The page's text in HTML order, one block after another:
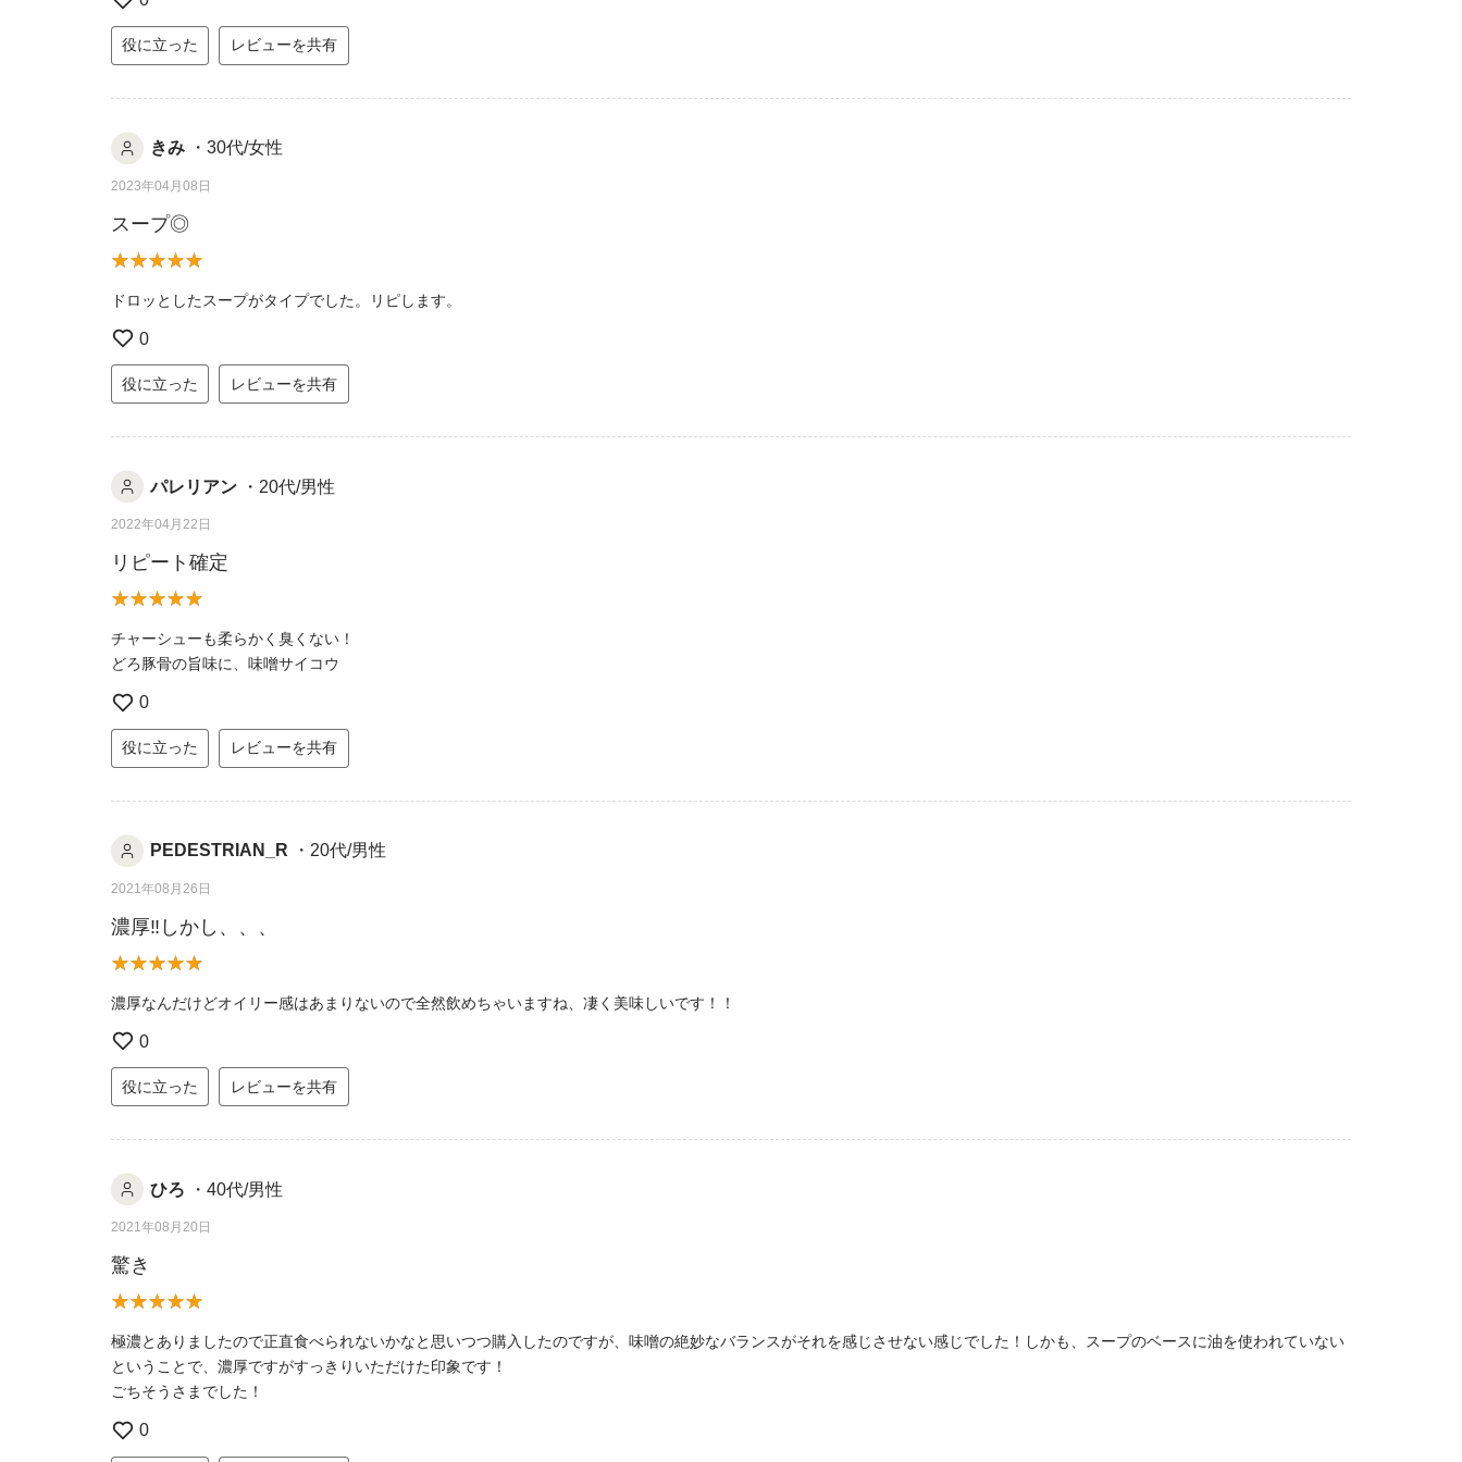
役に立った レビューを共有
きみ ・30代/女性
2023年04月08日
スープ◎
ドロッとしたスープがタイプでした。リピします。
0
役に立った レビューを共有
パレリアン ・20代/男性
2022年04月22日
リピート確定
チャーシューも柔らかく臭くない！
どろ豚骨の旨味に、味噌サイコウ
0
役に立った レビューを共有
PEDESTRIAN_R ・20代/男性
2021年08月26日
濃厚‼️しかし、、、
濃厚なんだけどオイリー感はあまりないので全然飲めちゃいますね、凄く美味しいです！！
0
役に立った レビューを共有
ひろ ・40代/男性
2021年08月20日
驚き
極濃とありましたので正直食べられないかなと思いつつ購入したのですが、味噌の絶妙なバランスがそれを感じさせない感じでした！しかも、スープのベースに油を使われていない
ということで、濃厚ですがすっきりいただけた印象です！
ごちそうさまでした！
0